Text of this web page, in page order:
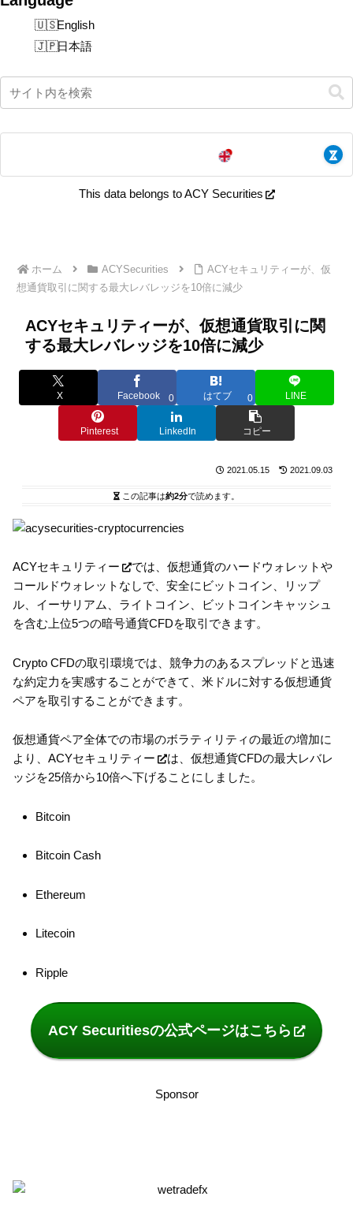
English
日本語
This data belongs to ACY Securities
ホーム ACYSecurities
ACYセキュリティーが、仮
想通貨取引に関する最大レバレッジを10倍に減少
ACYセキュリティーが、仮想通貨取引に関
する最大レバレッジを10倍に減少
X Facebook 0 はてブ 0 LINE
Pinterest LinkedIn コピー
2021.05.15 2021.09.03
この記事は約2分で読めます。
ACYセキュリティー
では、仮想通貨のハードウォレットや
コールドウォレットなしで、安全にビットコイン、リップ
ル、イーサリアム、ライトコイン、ビットコインキャッシュ
を含む上位5つの暗号通貨CFDを取引できます。
Crypto CFDの取引環境では、競争力のあるスプレッドと迅速
な約定力を実感することができて、米ドルに対する仮想通貨
ペアを取引することができます。
仮想通貨ペア全体での市場のボラティリティの最近の増加に
より、 ACYセキュリティー
は、仮想通貨CFDの最大レバレ
ッジを25倍から10倍へ下げることにしました。
Bitcoin
Bitcoin Cash
Ethereum
Litecoin
Ripple
ACY Securitiesの公式ページはこちら
Sponsor